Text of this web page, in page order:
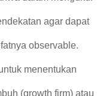
agar dapat
observable.
menentukan
(growth firm) atau